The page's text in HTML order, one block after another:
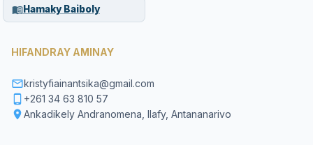
Hamaky Baiboly
HIFANDRAY AMINAY
kristyfiainantsika@gmail.com
+261 34 63 810 57
Ankadikely Andranomena, Ilafy, Antananarivo